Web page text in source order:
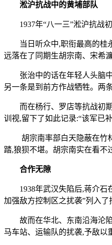
淞沪抗战中的黄埔部队
1937年“八一三”淞沪抗战
当日听众中,职衔最高的桂
远落在了同期生胡宗南、宋希
张治中的话在年轻人头脑
另一条是到前方作战牺牲。两
而在杨行、罗店等抗战初
训视,留下了如此记录:“该军已
胡宗南率部白天隐蔽在竹
踏,狼狈不堪。胡宗南实在看
合作无隙
1938年武汉失陷后,蒋介
加强敌方控制区之扰袭”列入了
故而在华北、东南沿海沦
马车站、运输队的扰袭,予敌以